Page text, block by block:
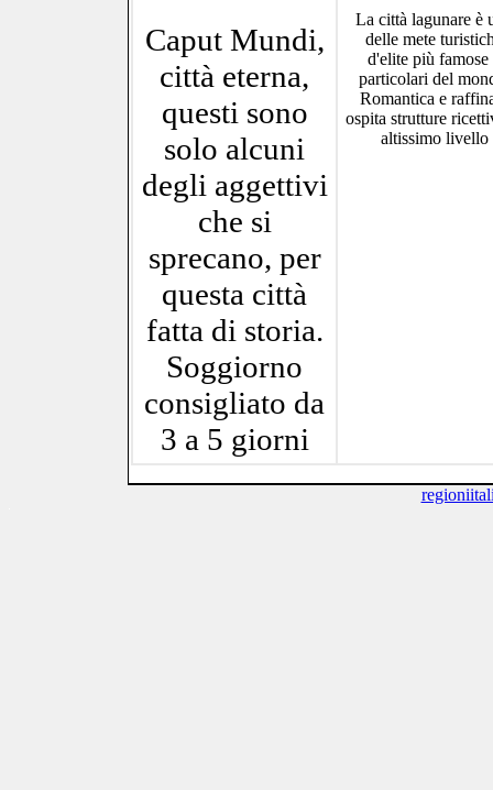
Caput Mundi,
città eterna,
questi sono
solo alcuni
degli aggettivi
che si
sprecano, per
questa città
fatta di storia.
Soggiorno
consigliato da
3 a 5 giorni
La città lagunare è
delle mete
d'elite più famose
particolari del
Romantica e
ospita strutture
altissimo livello